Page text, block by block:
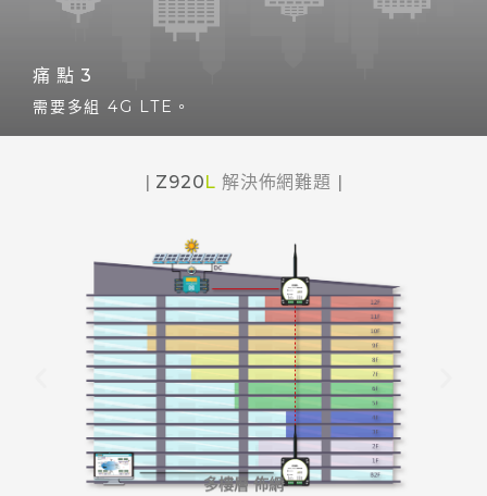
痛點3
需要多組 4G LTE。
合再單點上傳雲端，簡易又經濟。
| Z920L 解決佈網難題 |
多樓層 佈網